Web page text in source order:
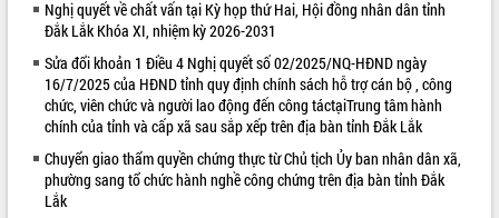
Loading the player...
Bí thư Tỉnh ủy Lương Nguyễn Minh
cách mạng
Rà soát, hoàn thiện hệ thống thiết chế
Nghị quyết về chất vấn tại Kỳ họp thứ Hai, Hội đồng nhân dân tỉnh
Đắk Lắk Khóa XI, nhiệm kỳ 2026-2031
Sửa đổi khoản 1 Điều 4 Nghị quyết số 02/2025/NQ-HĐND ngày
16/7/2025 của HĐND tỉnh quy định chính sách hỗ trợ cán bộ , công
chức, viên chức và người lao động đến công táctạiTrung tâm hành
chính của tỉnh và cấp xã sau sắp xếp trên địa bàn tỉnh Đắk Lắk
Chuyển giao thẩm quyền chứng thực từ Chủ tịch Ủy ban nhân dân xã,
phường sang tổ chức hành nghề công chứng trên địa bàn tỉnh Đắk
Lắk